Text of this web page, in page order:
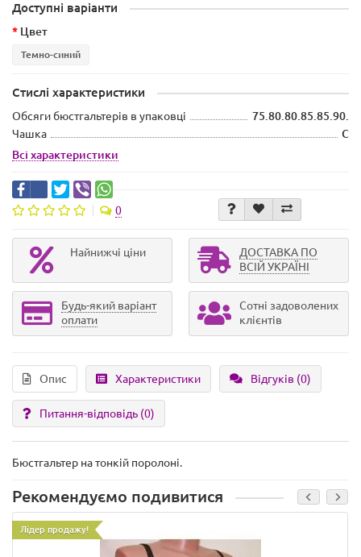
Доступні варіанти
Цвет
Темно-синий
Стислі характеристики
Обсяги бюстгальтерів в упаковці
75.80.80.85.85.90.
Чашка
C
Всі характеристики
0
Найнижчі ціни
ДОСТАВКА ПО
ВСІЙ УКРАЇНІ
Будь-який варіант
оплати
Сотні задоволених
клієнтів
Опис Характеристики Відгуків (0)
Питання-відповідь (0)
Бюстгальтер на тонкій поролоні.
Рекомендуємо подивитися
Лідер продажу!